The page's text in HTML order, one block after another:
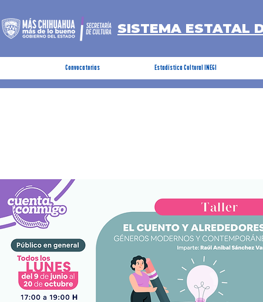
SISTEMA ESTATAL
Convocatorias Estadística Cultural INEGI